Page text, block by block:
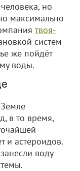
но
максимально
твоя-
систем
же пойдёт
воды.
в то время,
и астероидов.
воду